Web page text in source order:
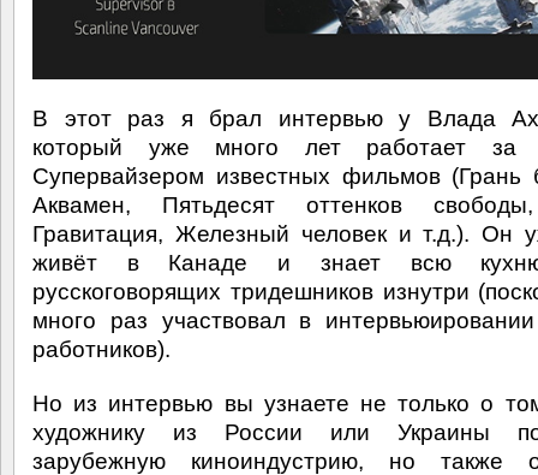
В этот раз я брал интервью у Влада
который уже много лет работает за
Супервайзером известных фильмов (Грань
Аквамен, Пятьдесят оттенков
Гравитация, Железный человек и т.д.). Он
живёт в Канаде и знает всю
русскоговорящих тридешников изнутри
много раз участвовал в
работников).
Но из интервью вы узнаете не только о
художнику из России или Украины
зарубежную киноиндустрию, но также